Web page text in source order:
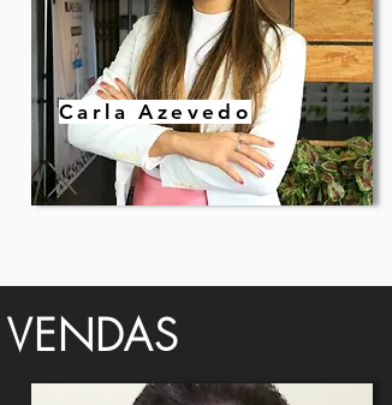
Carla Azevedo
VENDAS